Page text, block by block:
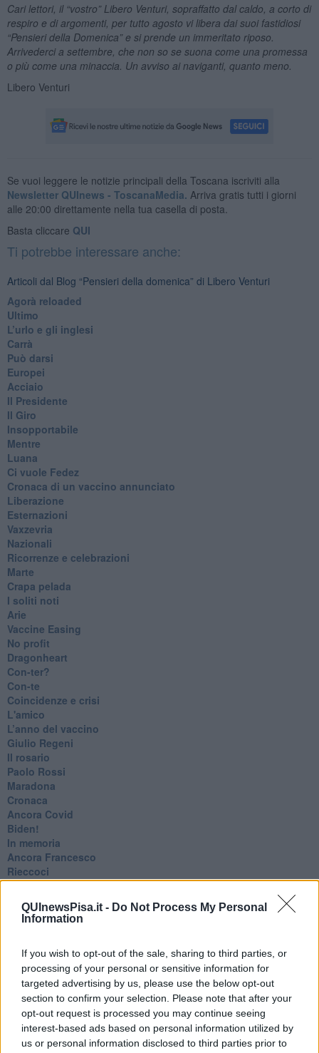
QUInewsPisa.it - Do Not Process My Personal
Information
If you wish to opt-out of the sale, sharing to third parties, or
processing of your personal or sensitive information for
targeted advertising by us, please use the below opt-out
section to confirm your selection. Please note that after your
opt-out request is processed you may continue seeing
interest-based ads based on personal information utilized by
us or personal information disclosed to third parties prior to
Cari lettori, il “vostro” Libero Venturi, sopraffatto dal caldo, a corto di
respiro e di argomenti, per tutto agosto vi libera dai suoi fastidiosi
“Pensieri della Domenica” e si prende un immeritato riposo.
Arrivederci a settembre, che non so se suona come una promessa
o più come una minaccia. Un avviso ai naviganti, quanto meno.
Libero Venturi
Se vuoi leggere le notizie principali della Toscana iscriviti alla
Newsletter QUInews - ToscanaMedia. Arriva gratis tutti i giorni
alle 20:00 direttamente nella tua casella di posta.
Basta cliccare QUI
Ti potrebbe interessare anche:
Articoli dal Blog “Pensieri della domenica” di Libero Venturi
​Agorà reloaded
Ultimo
​L’urlo e gli inglesi
Carrà
Può darsi
Europei
Acciaio
Il Presidente
​Il Giro
Insopportabile
​Mentre
Luana
​Ci vuole Fedez
​Cronaca di un vaccino annunciato
​Liberazione
Esternazioni
Vaxzevria
Nazionali
​Ricorrenze e celebrazioni
Marte
​Crapa pelada
​I soliti noti
Arie
​Vaccine Easing
No profit
Dragonheart
Con-ter?
​Con-te
Coincidenze e crisi
L'amico
​L’anno del vaccino
Giulio Regeni
​Il rosario
Paolo Rossi
Maradona
Cronaca
​Ancora Covid
​Biden!
In memoria
​Ancora Francesco
Rieccoci
Tenet
Francesco
Suarez
Non lo so
Destino
Valdera
Commissari
L'orso
Grullaia
Spot